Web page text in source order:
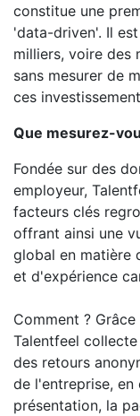
constitue une
'data-driven'. Il
milliers, voire des
sans mesurer de
ces
Que mesurez-
Fondée sur des
employeur,
facteurs clés
offrant ainsi une
global en matière
et d'expérience
Comment ?
Talentfeel
des retours
de l'entreprise,
présentation, la